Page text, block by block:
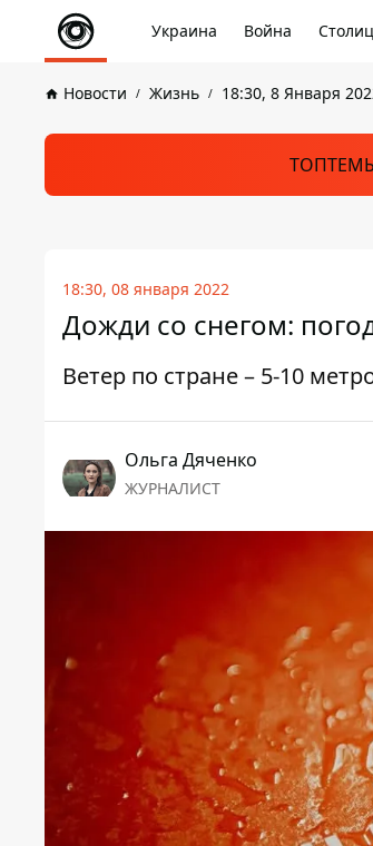
Украина Война
Новости Жизнь 18:30, 8 Января
18:30, 08 января 2022
Дожди со снегом:
Ветер по стране – 5-10
Ольга Дяченко
ЖУРНАЛИСТ